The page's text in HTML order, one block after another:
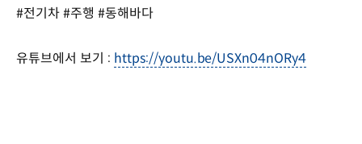
#전기차 #주행 #동해바다
유튜브에서 보기 : https://youtu.be/USXn04nORy4